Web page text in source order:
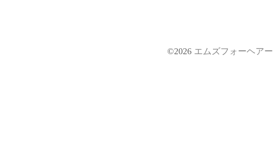
©2026 エムズフォーヘアー